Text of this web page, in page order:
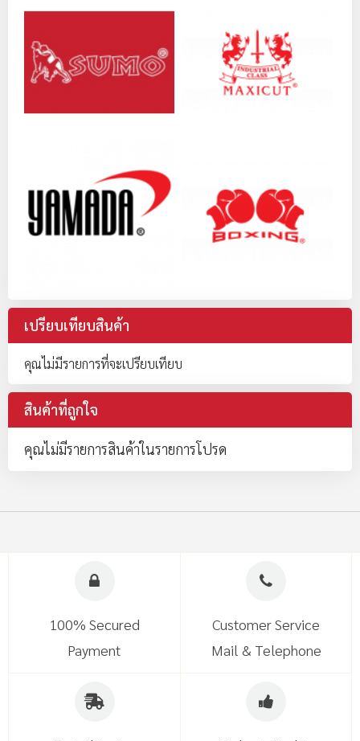
เปรียบเทียบสินค้า
คุณไม่มีรายการที่จะเปรียบเทียบ
สินค้าที่ถูกใจ
คุณไม่มีรายการสินค้าในรายการโปรด
100% Secured
Payment
Customer Service
Mail & Telephone